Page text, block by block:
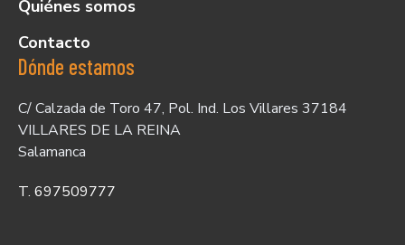
Quiénes somos
Contacto
Dónde estamos
C/ Calzada de Toro 47, Pol. Ind. Los Villares 37184
VILLARES DE LA REINA
Salamanca
T. 697509777